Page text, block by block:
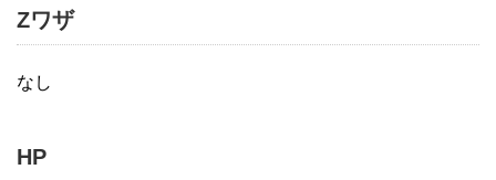
Zワザ
なし
HP